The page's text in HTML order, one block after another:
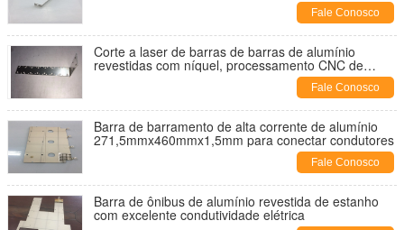
Fale Conosco
Corte a laser de barras de barras de alumínio
revestidas com níquel, processamento CNC de
material de alumínio com tratamento de superfície
Fale Conosco
Barra de barramento de alta corrente de alumínio
271,5mmx460mmx1,5mm para conectar condutores
Fale Conosco
Barra de ônibus de alumínio revestida de estanho
com excelente condutividade elétrica